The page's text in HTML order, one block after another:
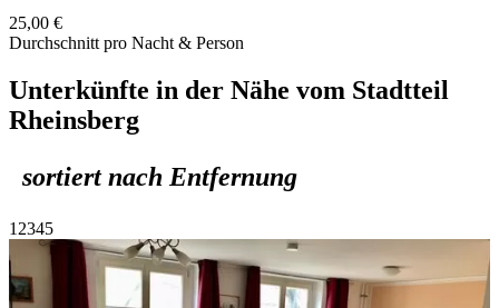
25,00 €
Durchschnitt pro Nacht & Person
Unterkünfte in der Nähe vom Stadtteil
Rheinsberg
sortiert nach Entfernung
1 2345